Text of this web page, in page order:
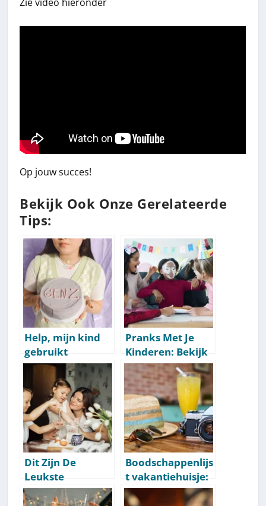
Op jouw succes!
Bekijk Ook Onze Gerelateerde
Tips:
Help, mijn kind
gebruikt
straattaal
[Overzicht]
Pranks Met Je
Kinderen: Bekijk
De Leukste
Kinder-Pranks
Dit Zijn De
Leukste
Familievlogs Om
Boodschappenlijs
t vakantiehuisje:
zorg voor deze